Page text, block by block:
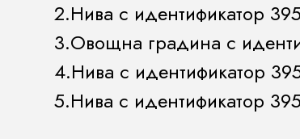
2.Нива с идентификатор
3.Овощна градина с
4.Нива с идентификатор
5.Нива с идентификатор